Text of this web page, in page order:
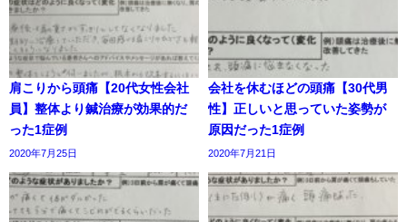
肩こりから頭痛【20代女性会社
員】整体より鍼治療が効果的だ
った1症例
2020年7月25日
会社を休むほどの頭痛【30代男
性】正しいと思っていた姿勢が
原因だった1症例
2020年7月21日